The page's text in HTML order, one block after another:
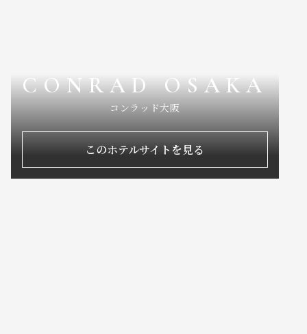
CONRAD OSAKA
コンラッド大阪
このホテルサイトを見る